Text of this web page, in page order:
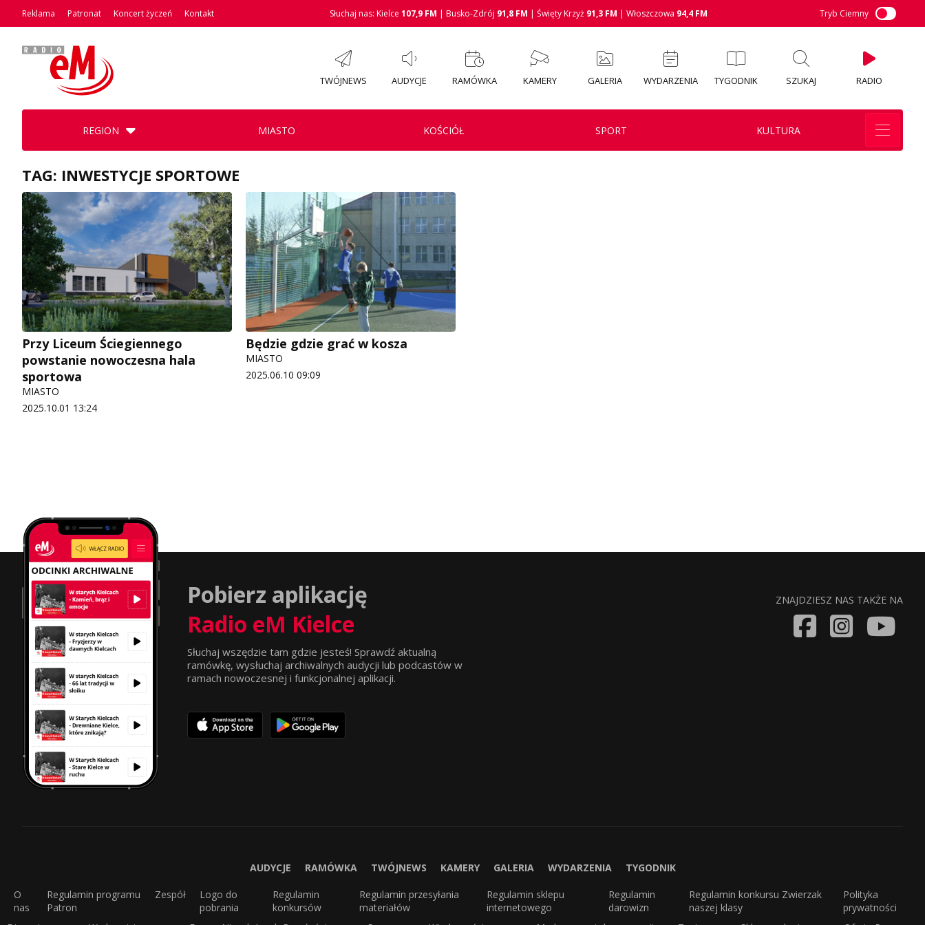
Reklama Patronat Koncert życzeń Kontakt Słuchaj nas: Kielce 107,9 FM | Busko-Zdrój 91,8 FM | Święty Krzyż 91,3 FM | Włoszczowa 94,4 FM Tryb Ciemny
TWÓJNEWS AUDYCJE RAMÓWKA KAMERY GALERIA WYDARZENIA TYGODNIK SZUKAJ RADIO
REGION MIASTO KOŚCIÓŁ SPORT KULTURA
TAG: INWESTYCJE SPORTOWE
Przy Liceum Ściegiennego
powstanie nowoczesna hala
sportowa
MIASTO
2025.10.01 13:24
Będzie gdzie grać w kosza
MIASTO
2025.06.10 09:09
Pobierz aplikację
Radio eM Kielce
Słuchaj wszędzie tam gdzie jesteś! Sprawdź aktualną
ramówkę, wysłuchaj archiwalnych audycji lub podcastów w
ramach nowoczesnej i funkcjonalnej aplikacji.
ZNAJDZIESZ NAS TAKŻE NA
AUDYCJE RAMÓWKA TWÓJNEWS KAMERY GALERIA WYDARZENIA TYGODNIK
O
nas
Regulamin programu
Patron
Zespół
Logo do
pobrania
Regulamin
konkursów
Regulamin przesyłania
materiałów
Regulamin sklepu
internetowego
Regulamin
darowizn
Regulamin konkursu Zwierzak
naszej klasy
Polityka
prywatności